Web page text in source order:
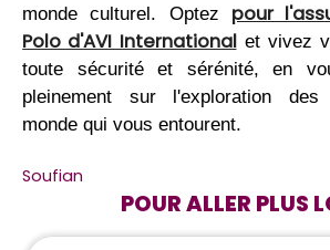
monde culturel. Optez pour
Polo d'AVI International et vivez
toute sécurité et sérénité, en
pleinement sur l'exploration
monde qui vous entourent.
Soufian
POUR ALLER PLUS